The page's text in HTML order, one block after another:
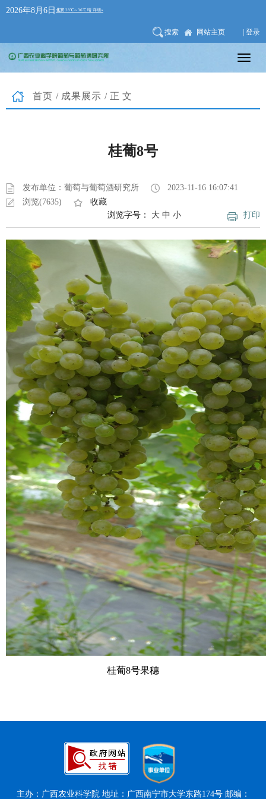
2026年8月6日
搜索 网站主页 | 登录
首页 / 成果展示 /正文
桂葡8号
发布单位：葡萄与葡萄酒研究所
2023-11-16 16:07:41
浏览(7635)
收藏
打印
浏览字号： 大 中 小
桂葡8号果穗
主办：广西农业科学院 地址：广西南宁市大学东路174号 邮编：